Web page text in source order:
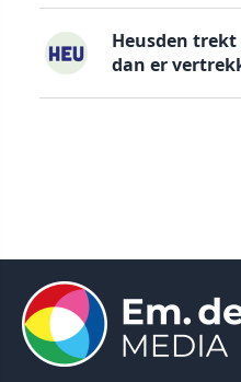
Heusden
dan er